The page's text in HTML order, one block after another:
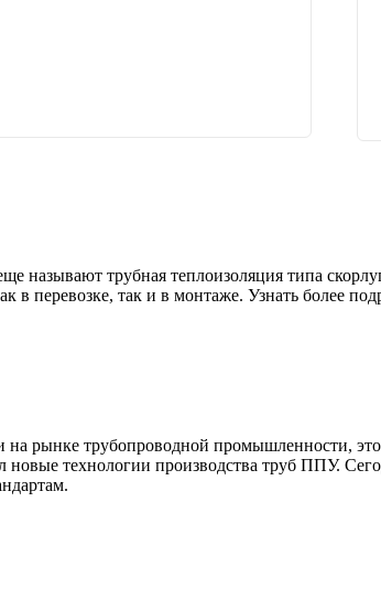
называют трубная теплоизоляция типа
перевозке, так и в монтаже. Узнать более
рынке трубопроводной промышленности,
технологии производства труб ППУ.